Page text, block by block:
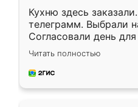
Кухню здесь
телеграмм. Выбрали
Согласовали день
недели кухня была
довольны работой.
мебель за
Читать полностью